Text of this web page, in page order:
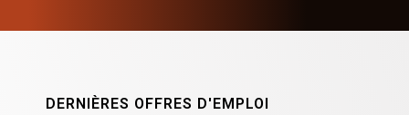
DERNIÈRES OFFRES D'EMPLOI